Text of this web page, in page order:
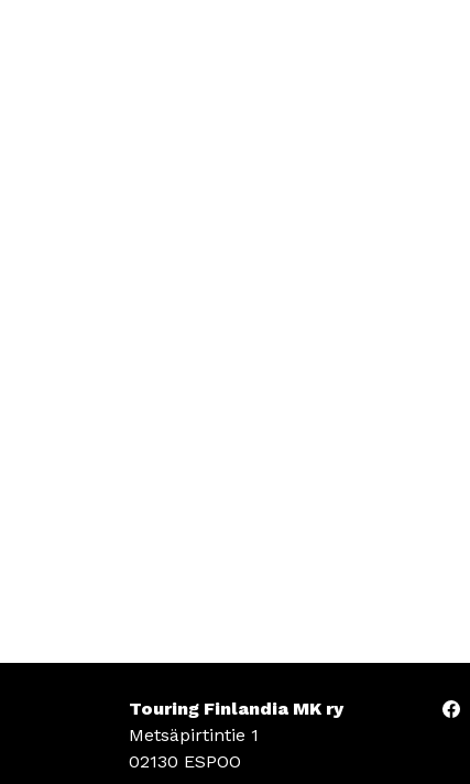
Touring Finlandia MK ry
Metsäpirtintie 1
02130 ESPOO